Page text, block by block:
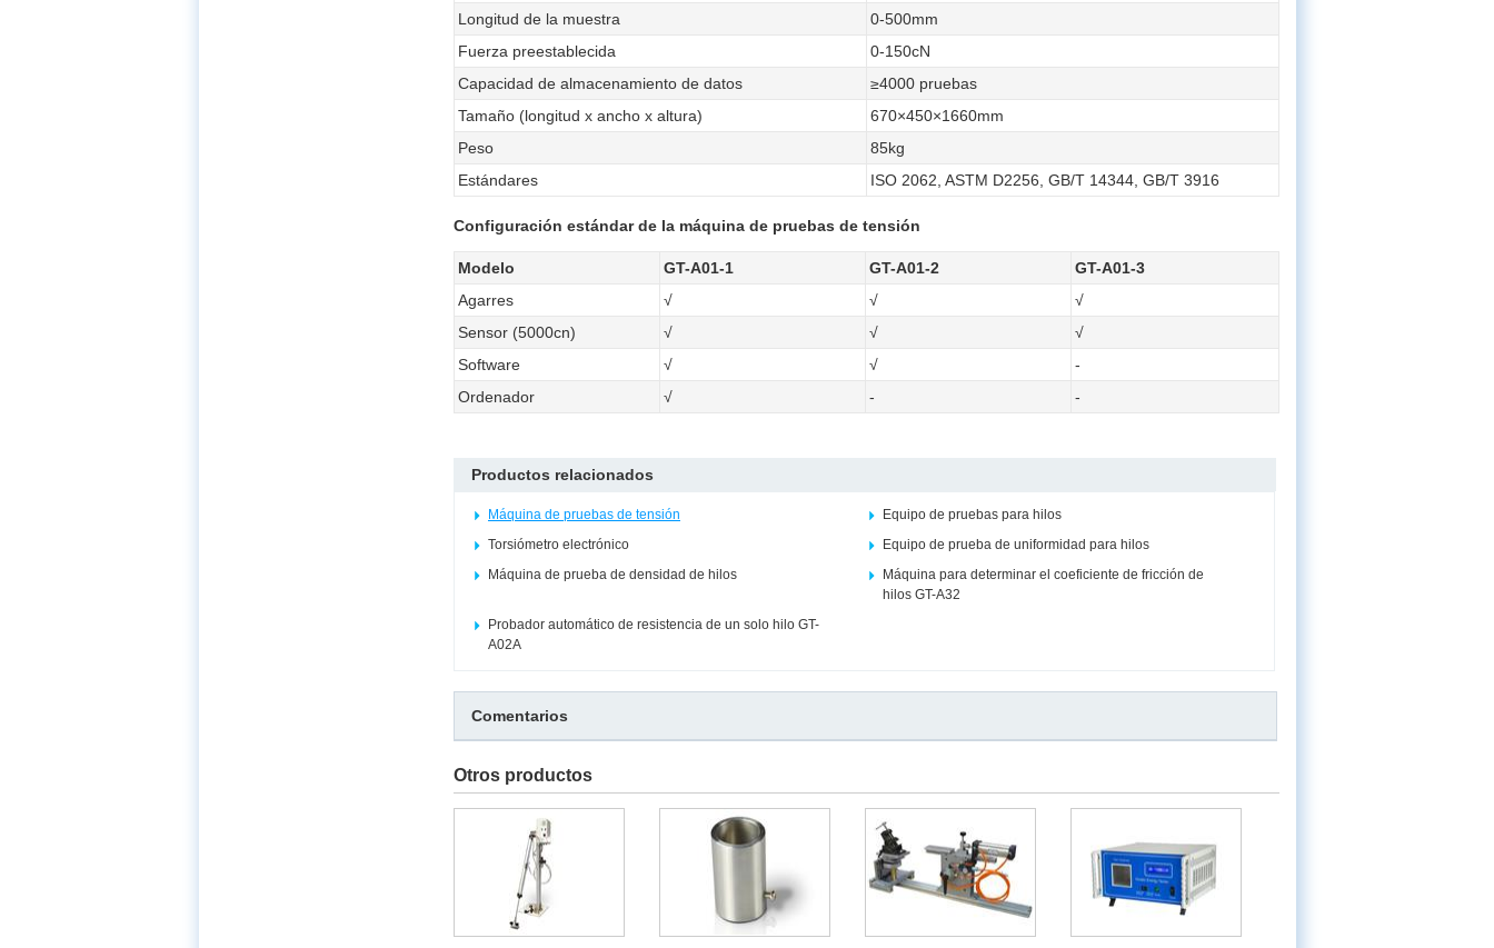
Longitud de la muestra
0-500mm
Fuerza preestablecida
0-150cN
Capacidad de almacenamiento de datos
≥4000 pruebas
Tamaño (longitud x ancho x altura)
670×450×1660mm
Peso
85kg
Estándares
ISO 2062, ASTM D2256, GB/T 14344, GB/T 3916
Configuración estándar de la máquina de pruebas de tensión
Modelo GT-A01-1 GT-A01-2
GT-A01-3
Agarres
√ √
√
Sensor (5000cn)
√ √
√
Software
√ √
-
Ordenador
√ - -
Productos relacionados
Máquina de pruebas de tensión
Equipo de pruebas para hilos
Torsiómetro electrónico
Equipo de prueba de uniformidad para hilos
Máquina de prueba de densidad de hilos
Máquina para determinar el coeficiente de fricción de
hilos GT-A32
Probador automático de resistencia de un solo hilo GT-
A02A
Comentarios
Otros productos